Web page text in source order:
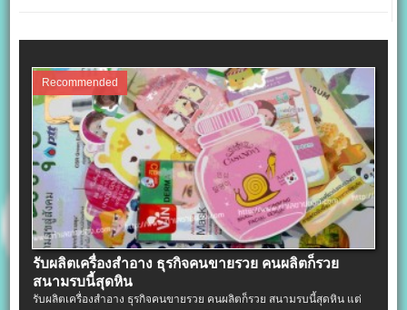
Recommended
รับผลิตเครื่องสําอาง ธุรกิจคนขายรวย คนผลิตก็รวย
สนามรบนี้สุดหิน
รับผลิตเครื่องสําอาง ธุรกิจคนขายรวย คนผลิตก็รวย สนามรบนี้สุดหิน แต่